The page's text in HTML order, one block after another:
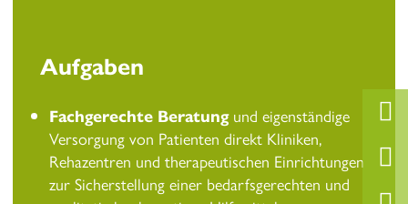
Aufgaben
Fachgerechte Beratungund eigenständige
Versorgung von Patienten direkt Kliniken,
Rehazentren und therapeutischen Einrichtungen
zur Sicherstellung einer bedarfsgerechten und